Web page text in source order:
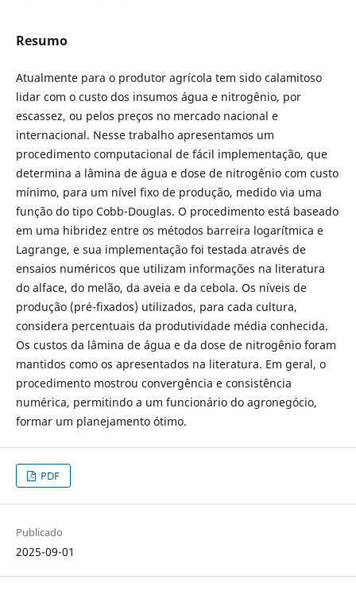
Resumo
Atualmente para o produtor agrícola tem sido calamitoso
lidar com o custo dos insumos água e nitrogênio, por
escassez, ou pelos preços no mercado nacional e
internacional. Nesse trabalho apresentamos um
procedimento computacional de fácil implementação, que
determina a lâmina de água e dose de nitrogênio com custo
mínimo, para um nível fixo de produção, medido via uma
função do tipo Cobb-Douglas. O procedimento está baseado
em uma hibridez entre os métodos barreira logarítmica e
Lagrange, e sua implementação foi testada através de
ensaios numéricos que utilizam informações na literatura
do alface, do melão, da aveia e da cebola. Os níveis de
produção (pré-fixados) utilizados, para cada cultura,
considera percentuais da produtividade média conhecida.
Os custos da lâmina de água e da dose de nitrogênio foram
mantidos como os apresentados na literatura. Em geral, o
procedimento mostrou convergência e consistência
numérica, permitindo a um funcionário do agronegócio,
formar um planejamento ótimo.
PDF
Publicado
2025-09-01